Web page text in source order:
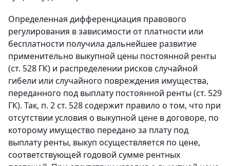
Определенная дифференциация правового
регулирования в зависимости от платности или
бесплатности получила дальнейшее развитие
применительно выкупной цены постоянной ренты
(ст. 528 ГК) и распределении рисков случайной
гибели или случайного повреждения имущества,
переданного под выплату постоянной ренты (ст. 529
ГК). Так, п. 2 ст. 528 содержит правило о том, что при
отсутствии условия о выкупной цене в договоре, по
которому имущество передано за плату под
выплату ренты, выкуп осуществляется по цене,
соответствующей годовой сумме рентных